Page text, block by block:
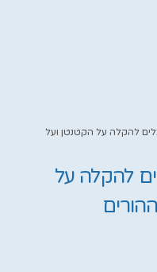
להקלה על הקטנטן ועל
להקלה על